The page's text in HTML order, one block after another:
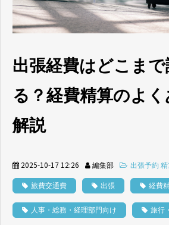
出張経費はどこま
る？経費精算のよ
解説
2025-10-17 12:26 編集部 出張予約
旅費交通費 出張 経費
人事・総務・経理部門向け 旅行